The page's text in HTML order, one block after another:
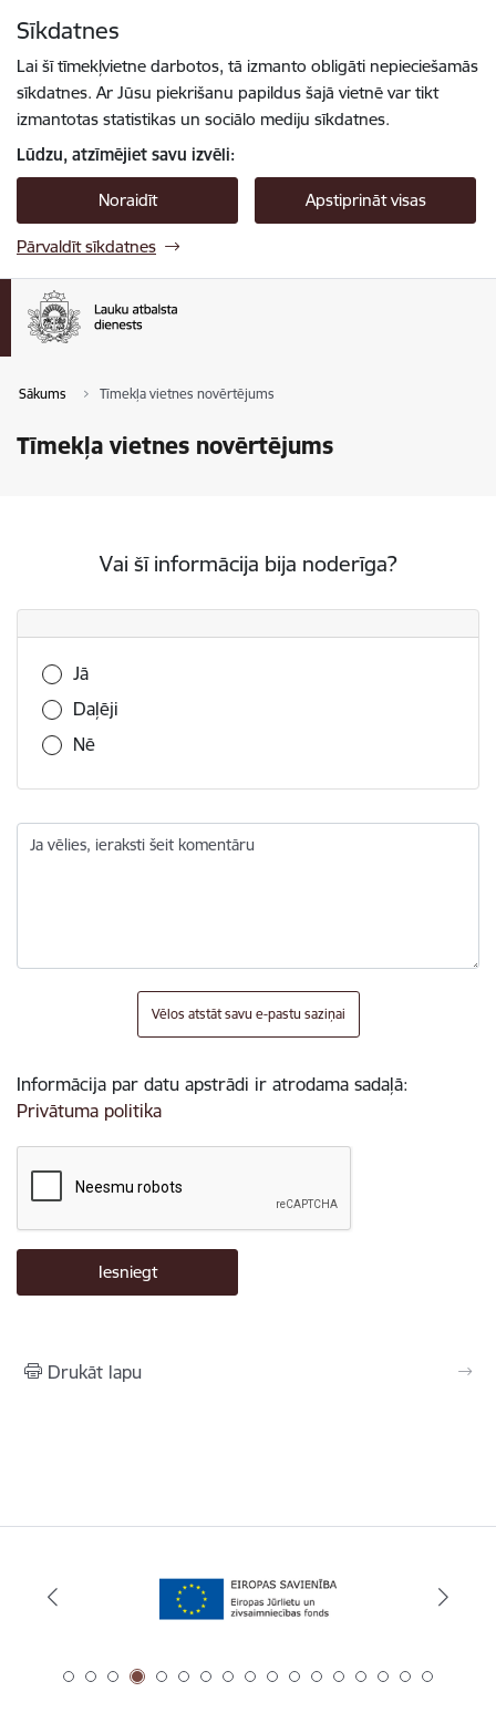
Sīkdatnes
Lai šī tīmekļvietne darbotos, tā izmanto obligāti nepieciešamās
sīkdatnes. Ar Jūsu piekrišanu papildus šajā vietnē var tikt
izmantotas statistikas un sociālo mediju sīkdatnes.
Lūdzu, atzīmējiet savu izvēli:
Noraidīt Apstiprināt visas
Pārvaldīt sīkdatnes
Sākums Tīmekļa vietnes novērtējums
Tīmekļa vietnes novērtējums
Vai šī informācija bija noderīga?
Vai šī informācija bija noderīga?
Jā
Daļēji
Nē
Ja vēlies, ieraksti šeit komentāru
Vēlos atstāt savu e-pastu saziņai
Informācija par datu apstrādi ir atrodama sadaļā:
Privātuma politika
Drukāt lapu